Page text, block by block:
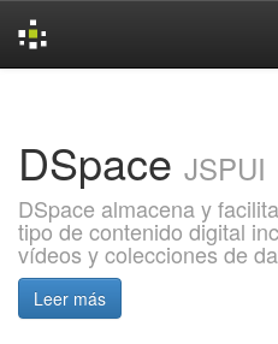
DSpace JSPUI
DSpace almacena y
tipo de contenido digital
vídeos y colecciones de
Leer más